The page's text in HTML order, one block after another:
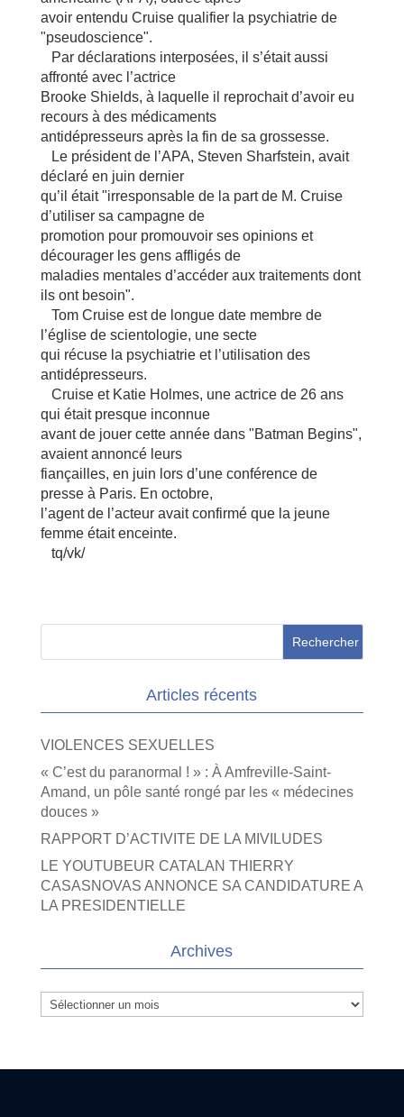
avoir entendu Cruise qualifier la psychiatrie de
"pseudoscience".
Par déclarations interposées, il s’était aussi
affronté avec l’actrice
Brooke Shields, à laquelle il reprochait d’avoir eu
recours à des médicaments
antidépresseurs après la fin de sa grossesse.
Le président de l’APA, Steven Sharfstein, avait
déclaré en juin dernier
qu’il était "irresponsable de la part de M. Cruise
d’utiliser sa campagne de
promotion pour promouvoir ses opinions et
décourager les gens affligés de
maladies mentales d’accéder aux traitements dont
ils ont besoin".
Tom Cruise est de longue date membre de
l’église de scientologie, une secte
qui récuse la psychiatrie et l’utilisation des
antidépresseurs.
Cruise et Katie Holmes, une actrice de 26 ans
qui était presque inconnue
avant de jouer cette année dans "Batman Begins",
avaient annoncé leurs
fiançailles, en juin lors d’une conférence de
presse à Paris. En octobre,
l’agent de l’acteur avait confirmé que la jeune
femme était enceinte.
tq/vk/
Articles récents
VIOLENCES SEXUELLES
« C’est du paranormal ! » : À Amfreville-Saint-
Amand, un pôle santé rongé par les « médecines
douces »
RAPPORT D’ACTIVITE DE LA MIVILUDES
LE YOUTUBEUR CATALAN THIERRY
CASASNOVAS ANNONCE SA CANDIDATURE A
LA PRESIDENTIELLE
Archives
Archives